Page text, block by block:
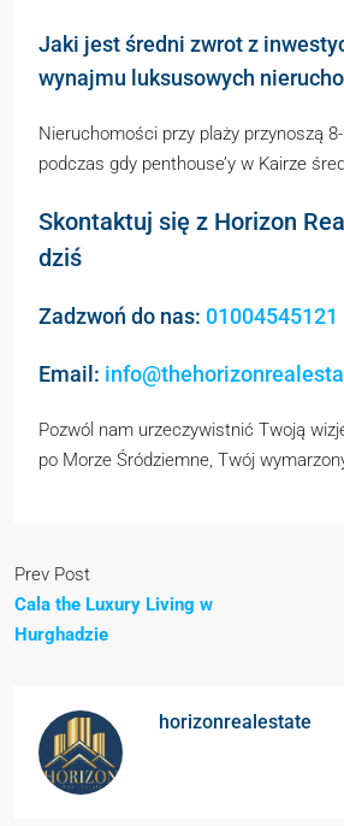
Jaki jest średni zwrot z
wynajmu luksusowych
Nieruchomości przy plaży przynoszą 8-
podczas gdy penthouse’y w Kairze
Skontaktuj się z Horizon
dziś
Zadzwoń do nas: 01004545121
Email:
Pozwól nam urzeczywistnić Twoją
po Morze Śródziemne, Twój
Prev Post
Cala the Luxury Living w
Hurghadzie
horizonrealestate